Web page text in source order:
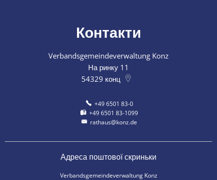
Контакти
Verbandsgemeindeverwaltung Konz
На ринку 11
54329 конц
+49 6501 83-0
+49 6501 83-1099
rathaus@konz.de
Адреса поштової скриньки
Verbandsgemeindeverwaltung Konz